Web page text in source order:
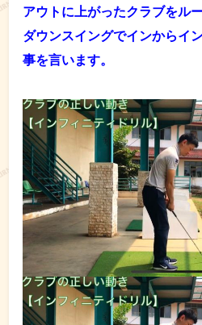
アウトに上がったクラブをル
ダウンスイングでインからイ
事を言います。